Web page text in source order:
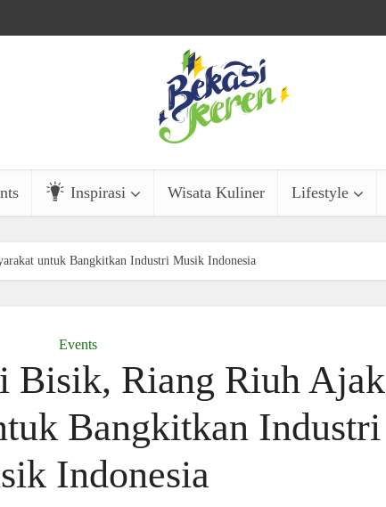
Inspirasi Wisata Kuliner Lifestyle
untuk Bangkitkan Industri Musik Indonesia
Events
Bisik, Riang Riuh Ajak
Bangkitkan Industri
Indonesia